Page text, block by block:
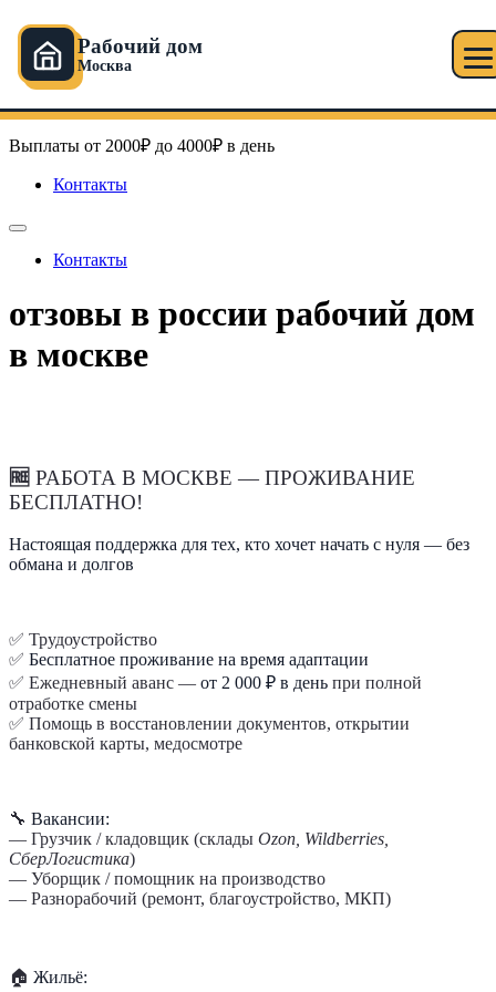
Рабочий дом
Москва
к
содержимому
Рабочий дом в Москве
Выплаты от 2000₽ до 4000₽ в день
Контакты
Контакты
отзовы в россии рабочий дом
в москве
🆓 РАБОТА В МОСКВЕ — ПРОЖИВАНИЕ
БЕСПЛАТНО!
Настоящая поддержка для тех, кто хочет начать с нуля — без
обмана и долгов
✅ Трудоустройство
✅ Бесплатное проживание на время адаптации
✅ Ежедневный аванс — от 2 000 ₽ в день при полной
отработке смены
✅ Помощь в восстановлении документов, открытии
банковской карты, медосмотре
🔧 Вакансии:
— Грузчик / кладовщик (склады Ozon, Wildberries,
СберЛогистика)
— Уборщик / помощник на производство
— Разнорабочий (ремонт, благоустройство, МКП)
🏠 Жильё: